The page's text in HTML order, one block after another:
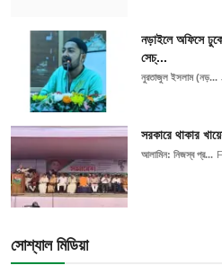
নড়াইলে অফিসে
সেচ্...
নুরতাজুল ইসলাম (নড়...
সরকারে থাকার
আলামিন: নিজস্ব প্র...
সোশ্যাল মিডিয়া